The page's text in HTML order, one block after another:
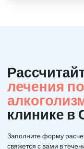
лечения
клинике в
Заполните форму
свяжется с вами в